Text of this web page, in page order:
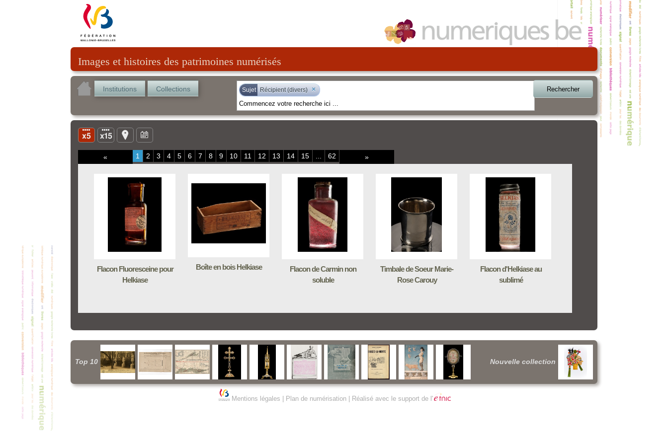
Images et histoires des patrimoines numérisés
Institutions Collections Sujet Récipient (divers) × Rechercher
« 1 2 3 4 5 6 7 8 9 10 11 12 13 14 15 62 »
Flacon Fluoresceine pour
Helkiase
Boîte en bois Helkiase
Flacon de Carmin non
soluble
Timbale de Soeur Marie-
Rose Carouy
Flacon d'Helkiase au
sublimé
Top 10 Nouvelle collection
Mentions légales Plan de numérisation| Réalisé avec le support de l'